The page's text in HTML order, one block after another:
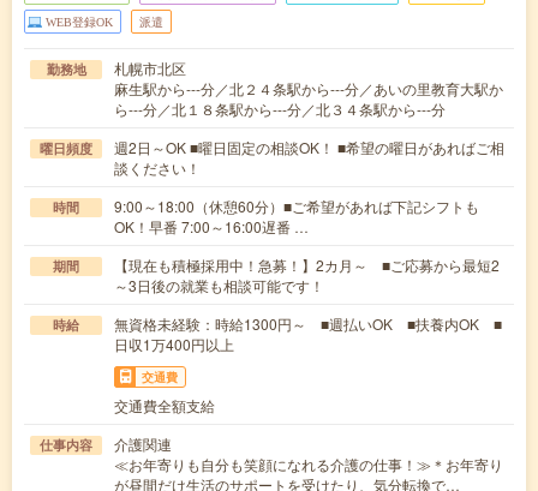
WEB登録OK 派遣
勤務地
札幌市北区
麻生駅から---分／北２４条駅から---分／あいの里教育大駅か
ら---分／北１８条駅から---分／北３４条駅から---分
曜日頻度
週2日～OK ■曜日固定の相談OK！ ■希望の曜日があればご相
談ください！
時間
9:00～18:00（休憩60分）■ご希望があれば下記シフトも
OK！早番 7:00～16:00遅番 …
期間
【現在も積極採用中！急募！】2カ月～ ■ご応募から最短2
～3日後の就業も相談可能です！
時給
無資格未経験：時給1300円～ ■週払いOK ■扶養内OK ■
日収1万400円以上
交通費
交通費全額支給
仕事内容
介護関連
≪お年寄りも自分も笑顔になれる介護の仕事！≫＊お年寄り
が昼間だけ生活のサポートを受けたり、気分転換で…